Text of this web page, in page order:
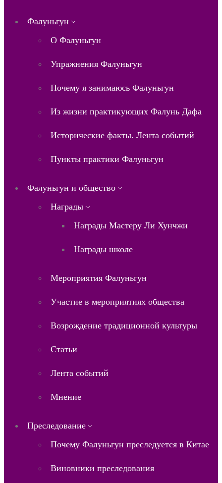
Фалуньгун
О Фалуньгун
Упражнения Фалуньгун
Почему я занимаюсь Фалуньгун
Из жизни практикующих Фалунь Дафа
Исторические факты. Лента событий
Пункты практики Фалуньгун
Фалуньгун и общество
Награды
Награды Мастеру Ли Хунчжи
Награды школе
Мероприятия Фалуньгун
Участие в мероприятиях общества
Возрождение традиционной культуры
Статьи
Лента событий
Мнение
Преследование
Почему Фалуньгун преследуется в Китае
Виновники преследования